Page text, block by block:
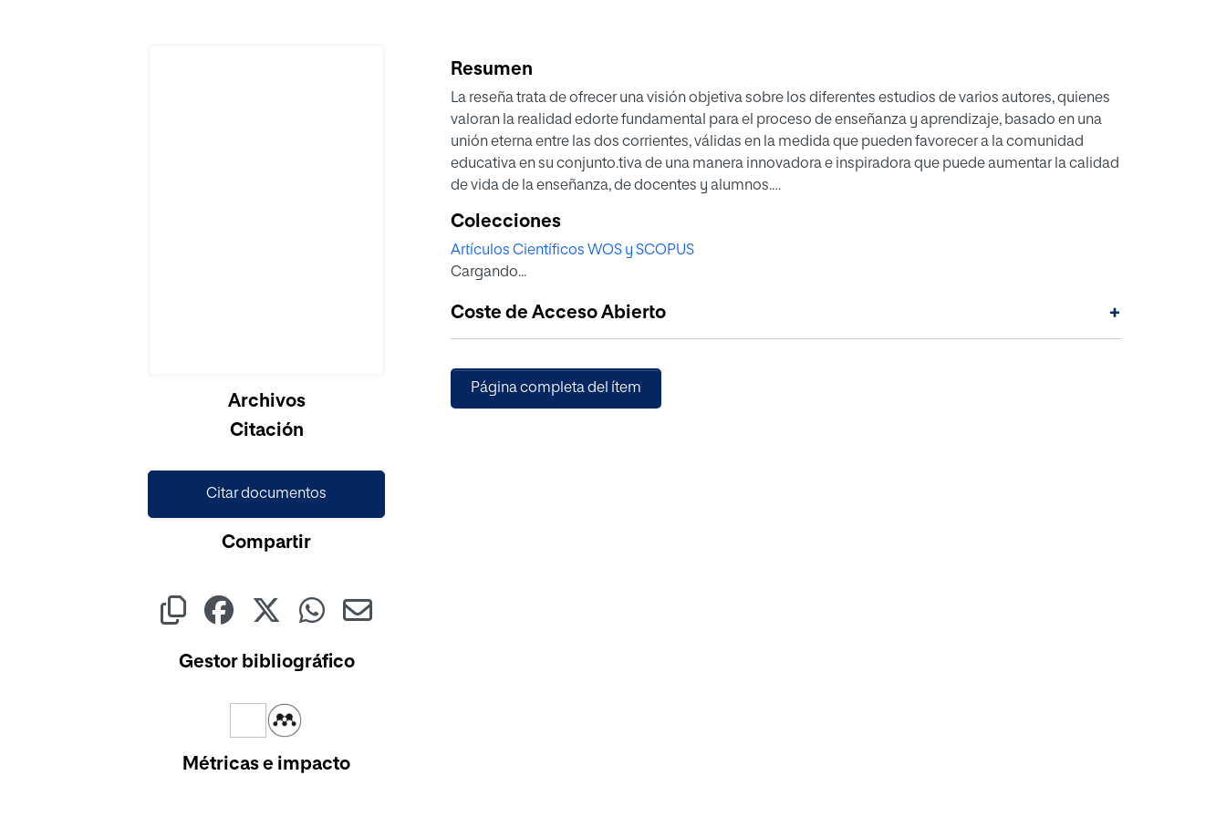
Archivos
Citación
Citar documentos
Compartir
Gestor bibliográfico
Métricas e impacto
Resumen
La reseña trata de ofrecer una visión objetiva sobre los diferentes estudios de varios autores, quienes
valoran la realidad edorte fundamental para el proceso de enseñanza y aprendizaje, basado en una
unión eterna entre las dos corrientes, válidas en la medida que pueden favorecer a la comunidad
educativa en su conjunto.tiva de una manera innovadora e inspiradora que puede aumentar la calidad
de vida de la enseñanza, de docentes y alumnos.
Este trabajo enfoca su tarea en el análisis de estos estudios desde una visión también innovadora y
basada en la unión entre lo mejor que ha dejado la enseñanza tradicional y los nuevos aportes de las
investigaciones actuales.
El objetivo reside en crear un vínculo que permita percibir nuevas formas de aplicar los
conocimientos, sin desdeñar todo aquello que ha sido un aporte fundamental para el proceso de
que pueden favorecer a la comunidad educativa en su conjunto.
Colecciones
Artículos Científicos WOS y SCOPUS
Cargando...
Coste de Acceso Abierto +
Página completa del ítem